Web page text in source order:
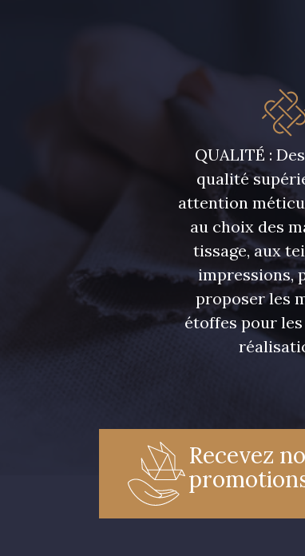
QUALITÉ :
qualité
attention
au choix des
tissage, aux
impressions,
proposer les
étoffes pour
Recevez